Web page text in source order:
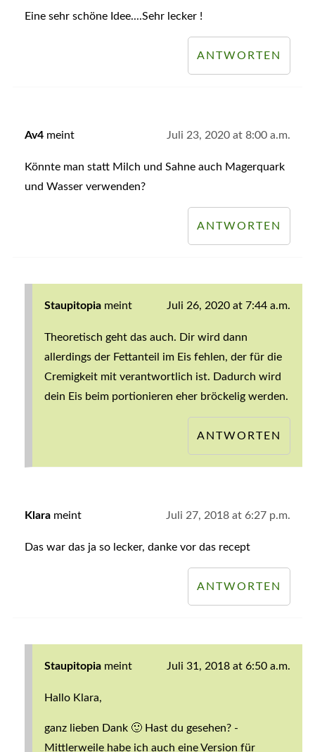
Eine sehr schöne Idee....Sehr lecker !
ANTWORTEN
Av4 meint Juli 23, 2020 at 8:00 a.m.
Könnte man statt Milch und Sahne auch Magerquark
und Wasser verwenden?
ANTWORTEN
Staupitopia meint Juli 26, 2020 at 7:44 a.m.
Theoretisch geht das auch. Dir wird dann
allerdings der Fettanteil im Eis fehlen, der für die
Cremigkeit mit verantwortlich ist. Dadurch wird
dein Eis beim portionieren eher bröckelig werden.
ANTWORTEN
Klara meint Juli 27, 2018 at 6:27 p.m.
Das war das ja so lecker, danke vor das recept
ANTWORTEN
Staupitopia meint Juli 31, 2018 at 6:50 a.m.
Hallo Klara,
ganz lieben Dank 🙂 Hast du gesehen? -
Mittlerweile habe ich auch eine Version für